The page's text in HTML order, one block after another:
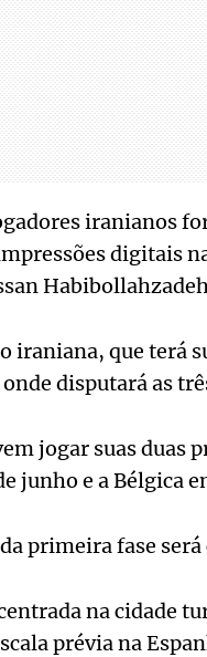
iranianos
digitais
iraniana, que terá
disputará as
jogar suas duas
junho e a Bélgica
primeira fase
na cidade
prévia na